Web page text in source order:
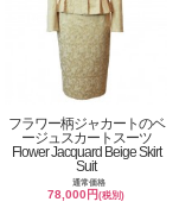
フラワー柄ジャカートのベ
ージュスカートスーツ
Flower Jacquard Beige Skirt
Suit
通常価格
78,000円(税別)